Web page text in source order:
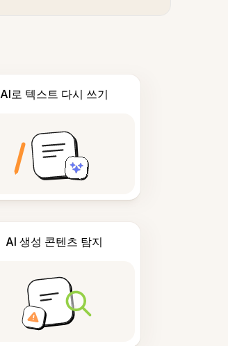
AI로 텍스트 다시 쓰기
AI 생성 콘텐츠 탐지